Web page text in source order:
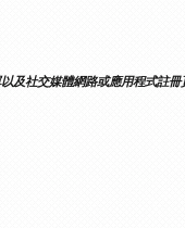
社交媒體網路或應用程式註